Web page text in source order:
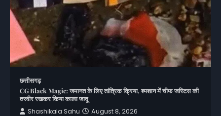
छत्तीसगढ़
CG Black Magic: जमानत के लिए तांत्रिक क्रिया, श्मशान में चीफ जस्टिस की
तस्वीर रखकर किया काला जादू
Shashikala Sahu
August 8, 2026